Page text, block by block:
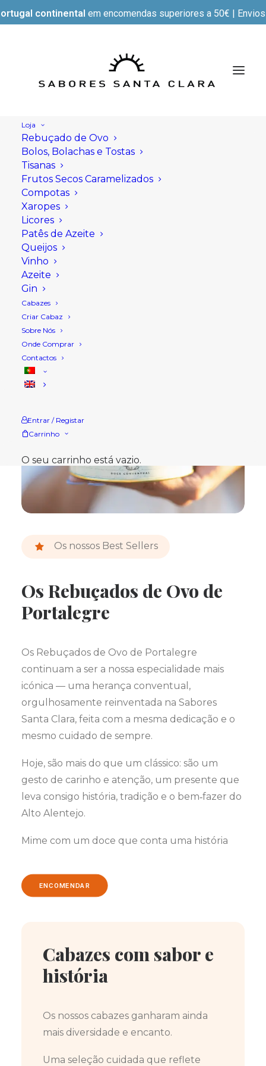
continental em encomendas superiores a 50€ |
Loja
Rebuçado de Ovo
Bolos, Bolachas e Tostas
Tisanas
Frutos Secos Caramelizados
Compotas
Xaropes
Licores
Patês de Azeite
Queijos
Vinho
Azeite
Gin
Cabazes
Criar Cabaz
Sobre Nós
Onde Comprar
Contactos
Entrar / Registar
Carrinho
O seu carrinho está vazio.
Os nossos Best Sellers
Os Rebuçados de Ovo de
Portalegre
Os Rebuçados de Ovo de Portalegre
continuam a ser a nossa especialidade mais
icónica — uma herança conventual,
orgulhosamente reinventada na Sabores
Santa Clara, feita com a mesma dedicação e o
mesmo cuidado de sempre.
Hoje, são mais do que um clássico: são um
gesto de carinho e atenção, um presente que
leva consigo história, tradição e o bem‑fazer do
Alto Alentejo.
Mime com um doce que conta uma história
ENCOMENDAR
Cabazes com sabor e
história
Os nossos cabazes ganharam ainda
mais diversidade e encanto.
Uma seleção cuidada que reflete